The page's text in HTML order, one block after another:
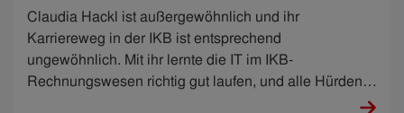
Claudia Hackl ist außergewöhnlich und ihr
Karriereweg in der IKB ist entsprechend
ungewöhnlich. Mit ihr lernte die IT im IKB-
Rechnungswesen richtig gut laufen, und alle Hürden
hin zur Digitalisierung elegant zu überspringen. Über